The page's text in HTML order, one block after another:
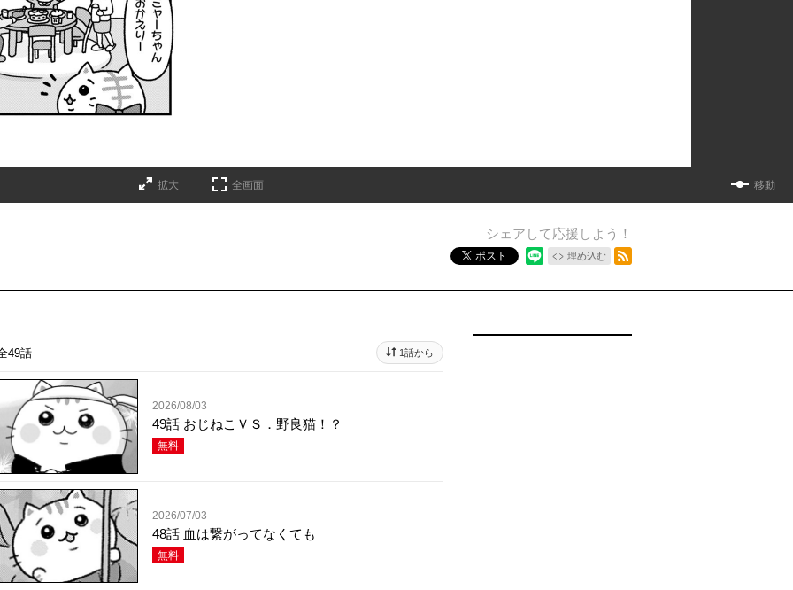
拡大 全画面 移動
シェアして応援しよう！
ポスト 埋め込む
49話 1話から
2026/08/03
49話 おじねこＶＳ．野良猫！？
無料
2026/07/03
48話 血は繋がってなくても
無料